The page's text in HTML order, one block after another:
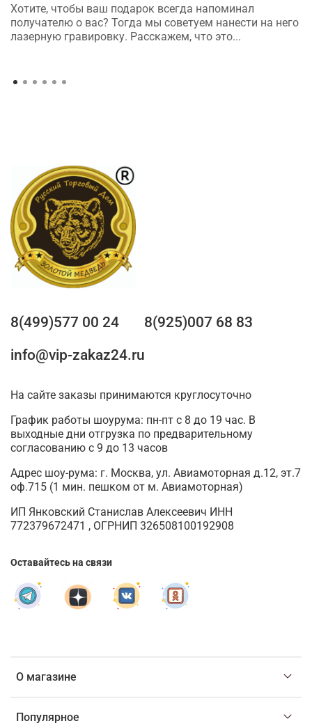
Хотите, чтобы ваш подарок всегда напоминал
получателю о вас? Тогда мы советуем нанести на него
лазерную гравировку. Расскажем, что это...
О магазине
Популярное
8(499)577 00 24
8(925)007 68 83
info@vip-zakaz24.ru
На сайте заказы принимаются круглосуточно
График работы шоурума: пн-пт с 8 до 19 час. В
выходные дни отгрузка по предварительному
согласованию с 9 до 13 часов
Адрес шоу-рума: г. Москва, ул. Авиамоторная д.12, эт.7
оф.715 (1 мин. пешком от м. Авиамоторная)
ИП Янковский Станислав Алексеевич ИНН
772379672471 , ОГРНИП 326508100192908
Оставайтесь на связи